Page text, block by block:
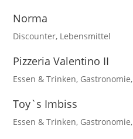
Norma
Discounter, Lebensmittel
Pizzeria Valentino II
Essen & Trinken, Gastronomie,
Toy`s Imbiss
Essen & Trinken, Gastronomie,